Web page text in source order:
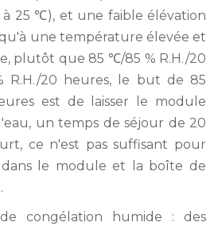
à 25 ℃), et une faible élévation
une température élevée et
plutôt que 85 ℃/85 % R.H./20
R.H./20 heures, le but de 85
est de laisser le module
un temps de séjour de 20
ce n'est pas suffisant pour
le module et la boîte de
congélation humide : des